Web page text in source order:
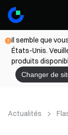
Il semble que
États-Unis.
produits
Changer de
Actualités